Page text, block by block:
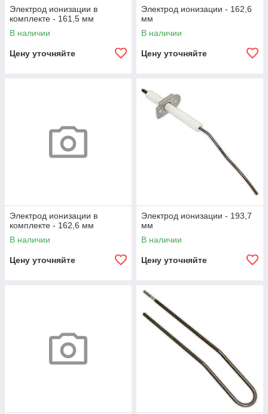
Электрод ионизации в
комплекте - 161,5 мм
В наличии
Цену уточняйте
Электрод ионизации - 162,6
мм
В наличии
Цену уточняйте
Электрод ионизации в
комплекте - 162,6 мм
В наличии
Цену уточняйте
Электрод ионизации - 193,7
мм
В наличии
Цену уточняйте